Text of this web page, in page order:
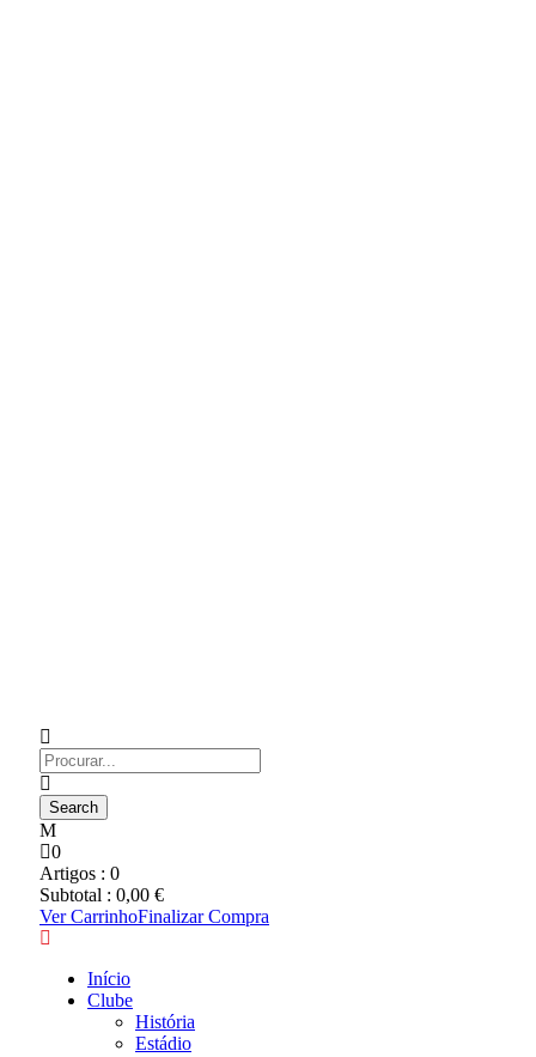
0
Artigos : 0
Subtotal : 0,00 €
Ver CarrinhoFinalizar Compra
Início
Clube
História
Estádio